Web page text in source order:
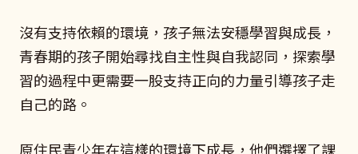
沒有支持依賴的環境，孩子無法安穩學習與成長，
青春期的孩子開始尋找自主性與自我認同，探索學
習的過程中更需要一股支持正向的力量引導孩子走
自己的路。
原住民青少年在這樣的環境下成長，他們選擇了課